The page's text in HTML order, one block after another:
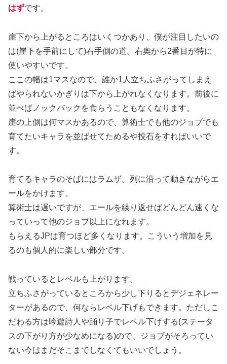
はずです。
崖下から上がるところはいくつかあり、僕が注目したいの
は(崖下を手前にして)右手側の道。右奥から2番目が特に
使いやすいです。
ここの幅は1マスなので、誰か1人立ちふさがってしまえ
ばやられないかぎりは下から上がれなくなります。前後に
並べばノックバックを食らうこともなくなります。
崖の上側は何マスかあるので、算術士でも他のジョブでも
育てたいキャラを並ばせてためるや投石をすればいいで
す。
育てるキャラのそばにはラムザ。列に沿って動きながらエ
ールをかけます。
算術士は遅いですが、エールを繰り返せばどんどん速くな
っていって他のジョブ以上になれます。
もらえるJPは育つほど多くなります。こういう増加を見
るのも個人的に楽しい部分です。
戦っているとレベルも上がります。
立ちふさがっているところから少し下りるとデジェネレー
ターがあるので、何ならレベル下げもできます。ただしこ
だわる方は吟遊詩人や踊り子でレベル下げする(ステータ
スの下がり方が少なめになる)ので、ジョブがそろってい
ない今はまだそこまでしなくてもいいでしょう。